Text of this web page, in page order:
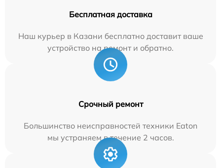
Бесплатная доставка
Наш курьер в Казани бесплатно доставит ваше
устройство на ремонт и обратно.
Срочный ремонт
Большинство неисправностей техники Eaton
мы устраняем в течение 2 часов.